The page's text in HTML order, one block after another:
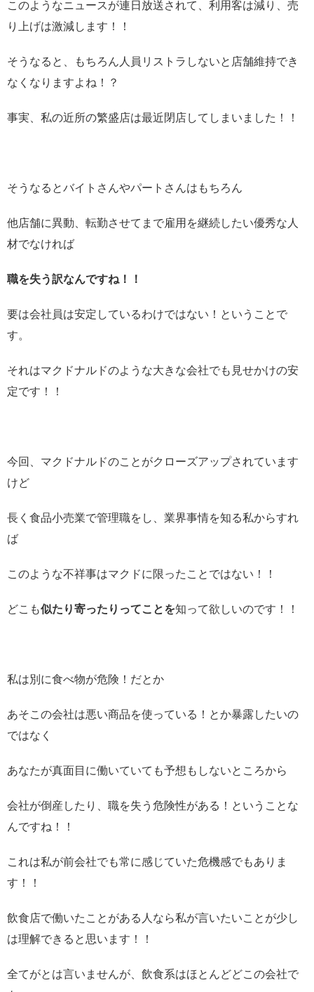
このようなニュースが連日放送されて、利用客は減り、売
り上げは激減します！！
そうなると、もちろん人員リストラしないと店舗維持でき
なくなりますよね！？
事実、私の近所の繁盛店は最近閉店してしまいました！！
そうなるとバイトさんやパートさんはもちろん
他店舗に異動、転勤させてまで雇用を継続したい優秀な人
材でなければ
職を失う訳なんですね！！
要は会社員は安定しているわけではない！ということで
す。
それはマクドナルドのような大きな会社でも見せかけの安
定です！！
今回、マクドナルドのことがクローズアップされています
けど
長く食品小売業で管理職をし、業界事情を知る私からすれ
ば
このような不祥事はマクドに限ったことではない！！
どこも似たり寄ったりってことを知って欲しいのです！！
私は別に食べ物が危険！だとか
あそこの会社は悪い商品を使っている！とか暴露したいの
ではなく
あなたが真面目に働いていても予想もしないところから
会社が倒産したり、職を失う危険性がある！ということな
んですね！！
これは私が前会社でも常に感じていた危機感でもありま
す！！
飲食店で働いたことがある人なら私が言いたいことが少し
は理解できると思います！！
全てがとは言いませんが、飲食系はほとんどどこの会社で